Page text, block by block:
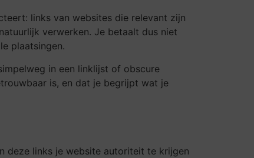
links van websites die relevant zijn
verwerken. Je betaalt dus niet
plaatsingen.
in een linklijst of obscure
is, en dat je begrijpt wat je
deze links je website autoriteit te krijgen